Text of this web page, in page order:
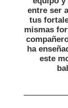
entre ser
tus
mismas
ha
este